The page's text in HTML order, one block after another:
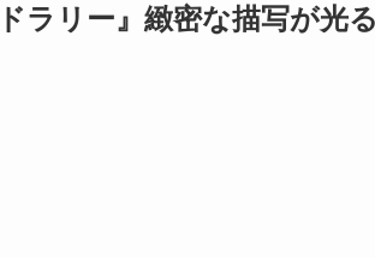
ラリー』緻密な描写が光